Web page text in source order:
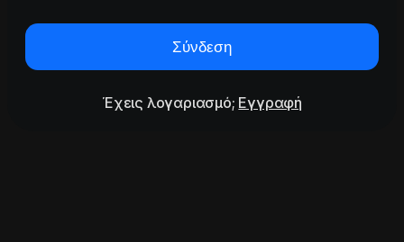
Σύνδεση
Έχεις λογαριασμό; Εγγραφή